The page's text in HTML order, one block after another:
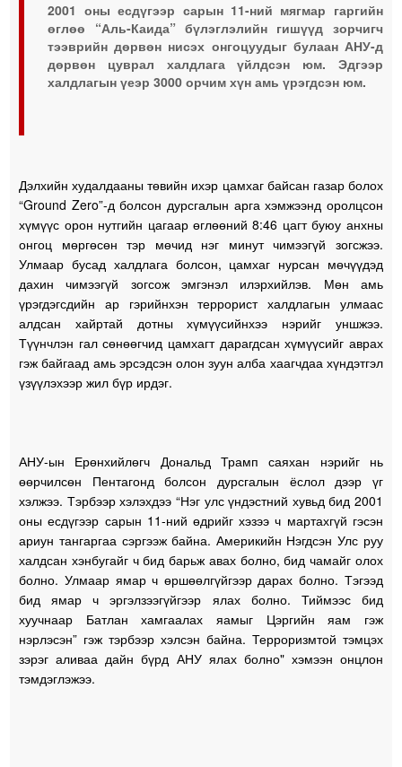
2001 оны есдүгээр сарын 11-ний мягмар гаргийн
өглөө “Аль-Каида” бүлэглэлийн гишүүд зорчигч
тээврийн дөрвөн нисэх онгоцуудыг булаан АНУ-д
дөрвөн цуврал халдлага үйлдсэн юм. Эдгээр
халдлагын үеэр 3000 орчим хүн амь үрэгдсэн юм.
Дэлхийн худалдааны төвийн ихэр цамхаг байсан газар болох
“Ground Zero”-д болсон дурсгалын арга хэмжээнд оролцсон
хүмүүс орон нутгийн цагаар өглөөний 8:46 цагт буюу анхны
онгоц мөргөсөн тэр мөчид нэг минут чимээгүй зогсжээ.
Улмаар бусад халдлага болсон, цамхаг нурсан мөчүүдэд
дахин чимээгүй зогсож эмгэнэл илэрхийлэв. Мөн амь
үрэгдэгсдийн ар гэрийнхэн террорист халдлагын улмаас
алдсан хайртай дотны хүмүүсийнхээ нэрийг уншжээ.
Түүнчлэн гал сөнөөгчид цамхагт дарагдсан хүмүүсийг аврах
гэж байгаад амь эрсэдсэн олон зуун алба хаагчдаа хүндэтгэл
үзүүлэхээр жил бүр ирдэг.
АНУ-ын Ерөнхийлөгч Дональд Трамп саяхан нэрийг нь
өөрчилсөн Пентагонд болсон дурсгалын ёслол дээр үг
хэлжээ. Тэрбээр хэлэхдээ “Нэг улс үндэстний хувьд бид 2001
оны есдүгээр сарын 11-ний өдрийг хэзээ ч мартахгүй гэсэн
ариун тангаргаа сэргээж байна. Америкийн Нэгдсэн Улс руу
халдсан хэнбугайг ч бид барьж авах болно, бид чамайг олох
болно. Улмаар ямар ч өршөөлгүйгээр дарах болно. Тэгээд
бид ямар ч эргэлзээгүйгээр ялах болно. Тиймээс бид
хуучнаар Батлан ​​хамгаалах яамыг Цэргийн яам гэж
нэрлэсэн” гэж тэрбээр хэлсэн байна. Терроризмтой тэмцэх
зэрэг аливаа дайн бүрд АНУ ялах болно" хэмээн онцлон
тэмдэглэжээ.